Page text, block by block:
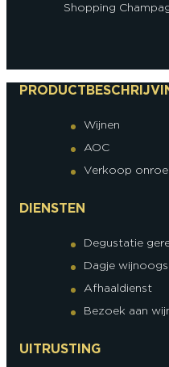
Shopping
Wijnen
AOC
Verkoop
DIENSTEN
Degustatie
Dagje
Afhaaldienst
Bezoek aan
UITRUSTING